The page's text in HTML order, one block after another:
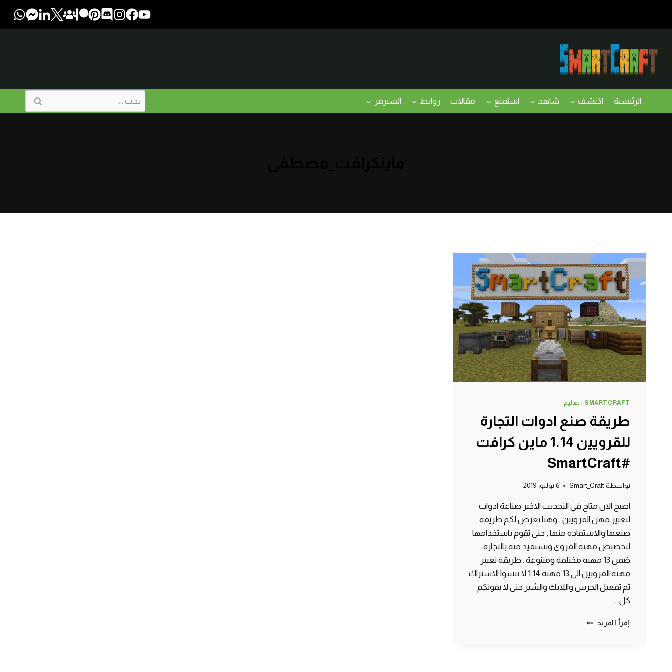
الرئيسية اكتشف شاهد استمتع مقالات روابط السيرفر
البحث
عن:
SMARTCRAFT
| تعليم
طريقة صنع ادوات التجارة
للقرويين 1.14 ماين كرافت
#SmartCraft
بواسطة Smart_Craft 6 يوليو، 2019
اصبح الان متاح في التحديث الاخير صناعة ادوات
لتغيير مهن القرويين , وهنا نعرض لكم طريقة
صنعها والاستفاده منها , حتى تقوم باستخدامها
لتخصيص مهنة القروي وتستفيد منه بالتجارة
ضمن 13 مهنه مختلفة ومتنوعة . طريقة تغيير
مهنة القرويين الى 13 مهنه 1.14 لا تنسوا الاشتراك
ثم تفعيل الجرس واللايك والشير حتى لا يفوتكم
كل…
إقرأ المزيد طريقة